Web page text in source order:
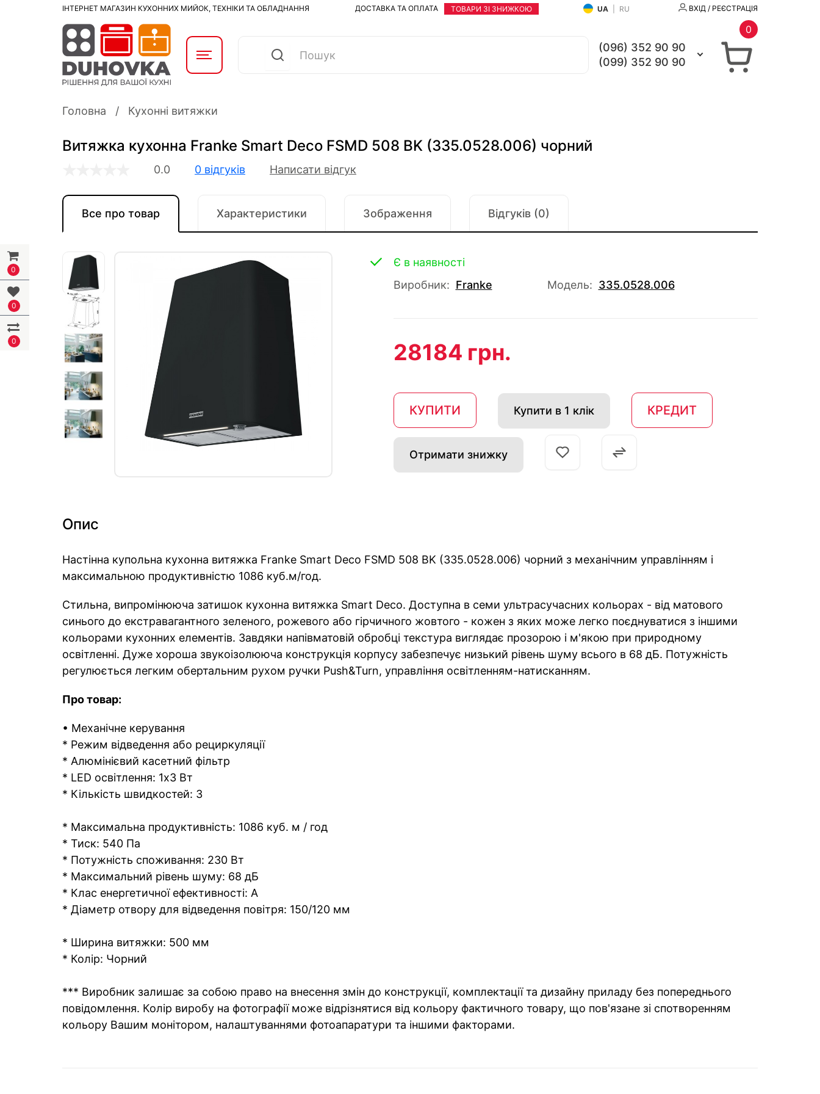
0
0
0
ІНТЕРНЕТ МАГАЗИН КУХОННИХ МИЙОК, ТЕХНІКИ ТА ОБЛАДНАННЯ ДОСТАВКА ТА ОПЛАТА ТОВАРИ ЗІ ЗНИЖКОЮ UA RU ВХІД / РЕЄСТРАЦІЯ
(096) 352 90 90
(099) 352 90 90
0
Головна Кухонні витяжки
Витяжка кухонна Franke Smart Deco FSMD 508 BK (335.0528.006) чорний
0.0 0 відгуків Написати відгук
Все про товар Характеристики Зображення Відгуків (0)
Є в наявності
Виробник: Franke Модель: 335.0528.006
28184 грн.
КУПИТИ Купити в 1 клік КРЕДИТ
Отримати знижку
Опис
Настінна купольна кухонна витяжка Franke Smart Deco FSMD 508 BK (335.0528.006) чорний з механічним управлінням і
максимальною продуктивністю 1086 куб.м/год.
Стильна, випромінююча затишок кухонна витяжка Smart Deco. Доступна в семи ультрасучасних кольорах - від матового
синього до екстравагантного зеленого, рожевого або гірчичного жовтого - кожен з яких може легко поєднуватися з іншими
кольорами кухонних елементів. Завдяки напівматовій обробці текстура виглядає прозорою і м'якою при природному
освітленні. Дуже хороша звукоізолююча конструкція корпусу забезпечує низький рівень шуму всього в 68 дБ. Потужність
регулюється легким обертальним рухом ручки Push&Turn, управління освітленням-натисканням.
Про товар:
• Механічне керування
* Режим відведення або рециркуляції
* Алюмінієвий касетний фільтр
* LED освітлення: 1x3 Вт
* Кількість швидкостей: 3
* Максимальна продуктивність: 1086 куб. м / год
* Тиск: 540 Па
* Потужність споживання: 230 Вт
* Максимальний рівень шуму: 68 дБ
* Клас енергетичної ефективності: A
* Діаметр отвору для відведення повітря: 150/120 мм
* Ширина витяжки: 500 мм
* Колір: Чорний
*** Виробник залишає за собою право на внесення змін до конструкції, комплектації та дизайну приладу без попереднього
повідомлення. Колір виробу на фотографії може відрізнятися від кольору фактичного товару, що пов'язане зі спотворенням
кольору Вашим монітором, налаштуваннями фотоапаратури та іншими факторами.